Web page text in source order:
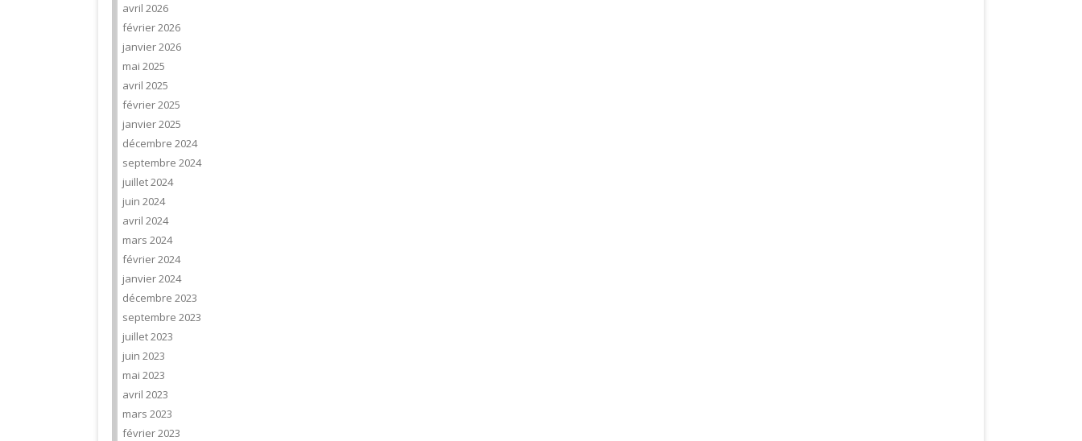
avril 2026
février 2026
janvier 2026
mai 2025
avril 2025
février 2025
janvier 2025
décembre 2024
septembre 2024
juillet 2024
juin 2024
avril 2024
mars 2024
février 2024
janvier 2024
décembre 2023
septembre 2023
juillet 2023
juin 2023
mai 2023
avril 2023
mars 2023
février 2023